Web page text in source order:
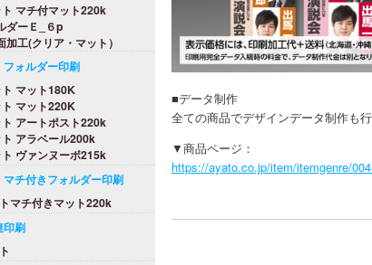
■データ制作
全ての商品でデザインデータ制作も
▼商品ページ：
https://ayato.co.jp/item/itemgenre/
マチ付マット220k
ダーＥ_６p
加工(クリア・マット）
ォルダー印刷
マット180K
マット220K
アートポスト220k
アラベール200k
ヴァンヌーボ215k
チ付きフォルダー印刷
マチ付きマット220k
印刷